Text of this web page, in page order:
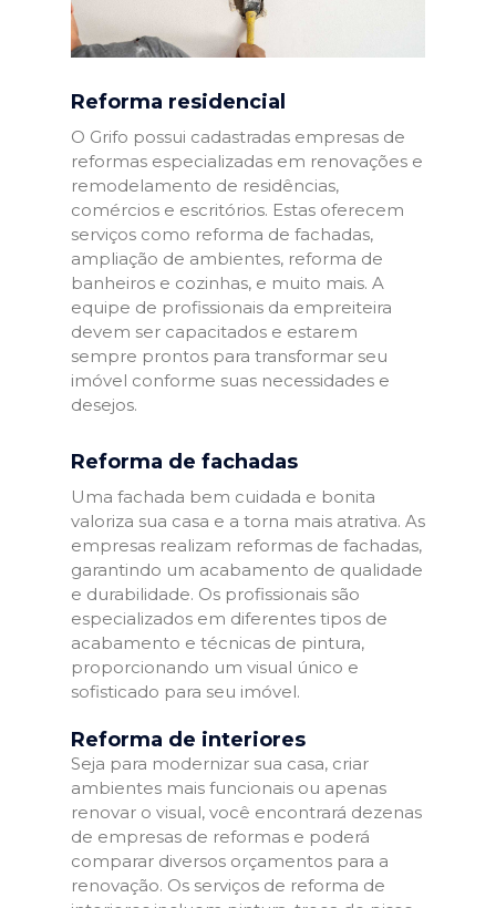
Reforma residencial
O Grifo possui cadastradas empresas de
reformas especializadas em renovações e
remodelamento de residências,
comércios e escritórios. Estas oferecem
serviços como reforma de fachadas,
ampliação de ambientes, reforma de
banheiros e cozinhas, e muito mais. A
equipe de profissionais da empreiteira
devem ser capacitados e estarem
sempre prontos para transformar seu
imóvel conforme suas necessidades e
desejos.
Reforma de fachadas
Uma fachada bem cuidada e bonita
valoriza sua casa e a torna mais atrativa. As
empresas realizam reformas de fachadas,
garantindo um acabamento de qualidade
e durabilidade. Os profissionais são
especializados em diferentes tipos de
acabamento e técnicas de pintura,
proporcionando um visual único e
sofisticado para seu imóvel.
Reforma de interiores
Seja para modernizar sua casa, criar
ambientes mais funcionais ou apenas
renovar o visual, você encontrará dezenas
de empresas de reformas e poderá
comparar diversos orçamentos para a
renovação. Os serviços de reforma de